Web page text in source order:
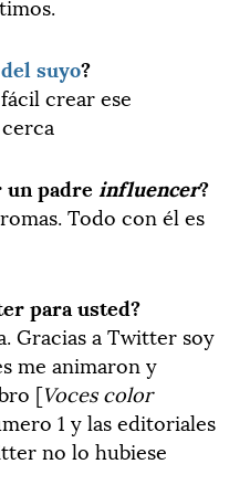
del suyo?
crear ese
un padre influencer?
Todo con él es
para usted?
Gracias a Twitter soy
me animaron y
[Voces color
1 y las editoriales
no lo hubiese